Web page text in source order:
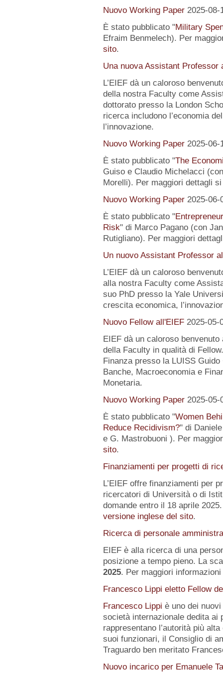
Nuovo Working Paper 2025-08-
È stato pubblicato "Military
Efraim Benmelech). Per
sito.
Una nuova Assistant Professor
L’EIEF dà un caloroso
della nostra Faculty come
dottorato presso la London
ricerca includono l’economia
l’innovazione.
Nuovo Working Paper 2025-06-
È stato pubblicato "The
Guiso e Claudio Michelacci
Morelli). Per maggiori dettagli
Nuovo Working Paper 2025-06-
È stato pubblicato "
Risk" di Marco Pagano (con
Rutigliano). Per maggiori
Un nuovo Assistant Professor
L’EIEF dà un caloroso
alla nostra Faculty come
suo PhD presso la Yale
crescita economica,
Nuovo Fellow all'EIEF 2025-05-
EIEF dà un caloroso
della Faculty in qualità di
Finanza presso la LUISS
Banche, Macroeconomia e
Monetaria.
Nuovo Working Paper 2025-05-
È stato pubblicato "Women
Reduce Recidivism?" di
e G. Mastrobuoni ). Per
sito.
Finanziamenti per progetti di
L’EIEF offre finanziamenti per
ricercatori di Università o di
domande entro il 18 aprile
versione inglese del sito.
Ricerca di personale
EIEF è alla ricerca di una
posizione a tempo pieno. La
2025. Per maggiori informazioni
Francesco Lippi eletto Fellow
Francesco Lippi è uno dei nuovi
società internazionale dedita ai
rappresentano l’autorità più
suoi funzionari, il Consiglio di
Traguardo ben meritato
Nuovo incarico per Emanuele